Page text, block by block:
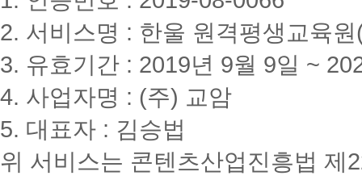
2. 서비스명 : 한울 원격평생교육
3. 유효기간 : 2019년 9월 9일 ~
4. 사업자명 : (주) 교암
5. 대표자 : 김승법
위 서비스는 콘텐츠산업진흥법 제